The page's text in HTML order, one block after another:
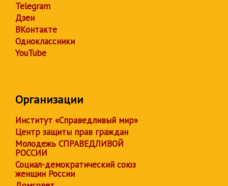
Telegram
Дзен
ВКонтакте
Одноклассники
YouTube
Организации
Институт «Справедливый мир»
Центр защиты прав граждан
Молодежь СПРАВЕДЛИВОЙ
РОССИИ
Социал-демократический союз
женщин России